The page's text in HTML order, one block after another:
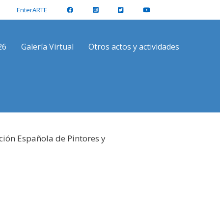
EnterARTE
Galería Virtual Otros actos y actividades
Española de Pintores y